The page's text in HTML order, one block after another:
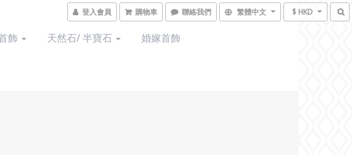
登入會員 購物車 聯絡我們 繁體中文 $ HKD
飾 天然石/ 半寶石
婚嫁首飾